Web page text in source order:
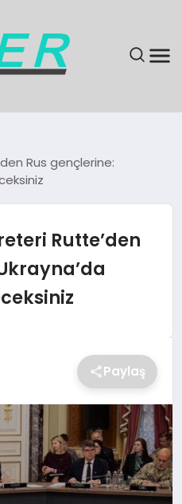
Rus gençlerine:
Rutte’den
Paylaş